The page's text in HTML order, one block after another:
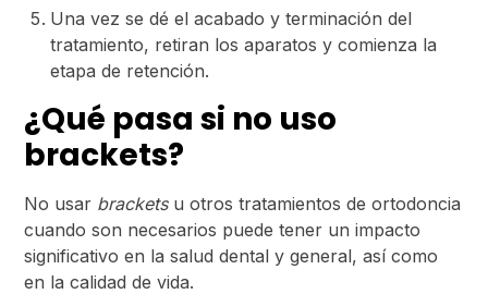
Una vez se dé el acabado y terminación del
tratamiento, retiran los aparatos y comienza la
etapa de retención.
¿Qué pasa si no uso
brackets?
No usar bracketsu otros tratamientos de ortodoncia
cuando son necesarios puede tener un impacto
significativo en la salud dental y general, así como
en la calidad de vida.